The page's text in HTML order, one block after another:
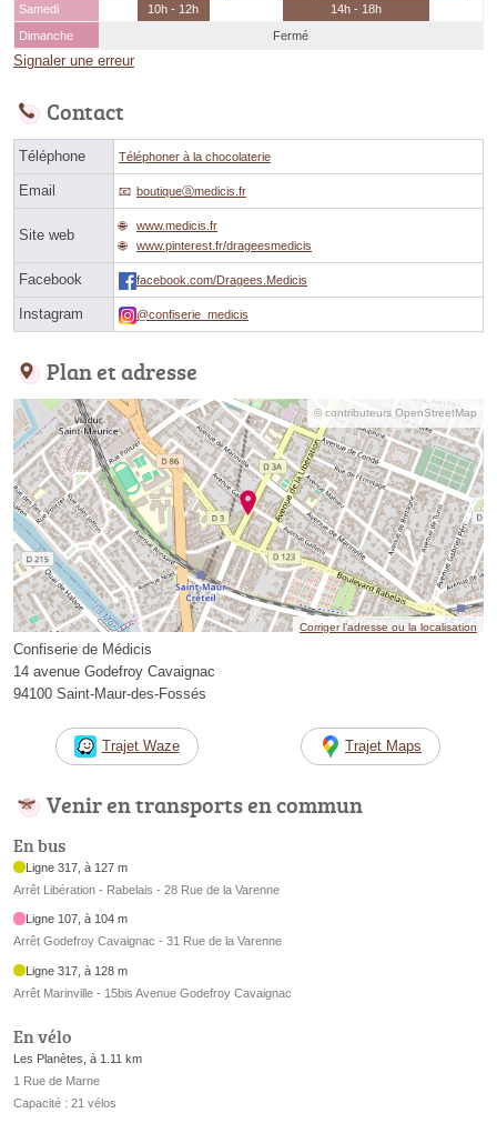
Samedi
10h - 12h
14h - 18h
Dimanche
Fermé
Signaler une erreur
Contact
Téléphone Téléphoner à la chocolaterie
Email boutiqueⓐmedicis.fr
Site web
www.medicis.fr
www.pinterest.fr/drageesmedicis
Facebook facebook.com/Dragees.Medicis
Instagram @confiserie_medicis
Plan et adresse
© contributeurs OpenStreetMap
Corriger l’adresse ou la localisation
Confiserie de Médicis
14 avenue Godefroy Cavaignac
94100 Saint-Maur-des-Fossés
Trajet Waze Trajet Maps
Venir en transports en commun
En bus
Ligne 317, à 127 m
Arrêt Libération - Rabelais - 28 Rue de la Varenne
Ligne 107, à 104 m
Arrêt Godefroy Cavaignac - 31 Rue de la Varenne
Ligne 317, à 128 m
Arrêt Marinville - 15bis Avenue Godefroy Cavaignac
En vélo
Les Planètes, à 1.11 km
1 Rue de Marne
Capacité : 21 vélos